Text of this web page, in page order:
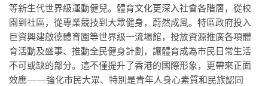
等新生代世界級運動健兒。體育文化更深入社會各階層，從校
園到社區，從專業競技到大眾健身，蔚然成風。特區政府投入
巨資興建啟德體育園等世界級一流場館，投放資源推廣各項體
育活動及盛事、推動全民健身計劃，讓體育成為市民日常生活
不可或缺的部分。這不僅提升了香港的國際形象，更帶來正面
效應——強化市民大眾、特別是青年人身心素質和民族認同